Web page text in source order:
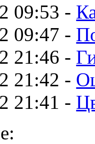
09:53 -
09:47 -
21:46 -
21:42 -
21:41 -